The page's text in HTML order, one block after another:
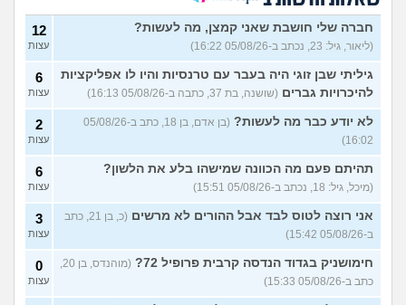
הרס עצמי בזוגיות
בת 23)
עצות
עדיין מוצצת אצבע כהרגעה,
מה ניתן לעשות?
(נרקיס, בת
30)
7
עצות
מסדר את ארון הילדות בבית
ההורים ומוצף בזכרונות. איך
להתמודד?
5
עצות
איך מפסיקים לפחד מזה שהזמן
עובר?
(אליזבת, בת 24)
9
עצות
עם מי אנשים מתייעצים כל
5
עצות
ורוצה לחזור לזה! (זלדוס, בן 22) עצות
בודדה מאוד בלי חברים כבר 5
5
חברה שלי חושבת שאני קמצן, מה לעשות?
(ליאור, גיל: 23, נכתב ב-05/08/26 16:22)
12
עצות
גיליתי שבן זוגי היה בעבר עם טרנסיות והיו לו אפליקציות
להיכרויות גברים (שושנה, בת 37, כתבה ב-05/08/26 16:13)
6
עצות
לא יודע כבר מה לעשות?
(בן אדם, בן 18, כתב ב-05/08/26
16:02)
2
עצות
תהיתם פעם מה הכוונה שמישהו בלע את הלשון?
(מיכל, גיל: 18, נכתב ב-05/08/26 15:51)
6
עצות
אני רוצה לטוס לבד אבל ההורים לא מרשים
(כ, בן 21, כתב
ב-05/08/26 15:42)
3
עצות
חימושניק בגדוד הנדסה קרבית פרופיל 72?
(מוהנדס, בן 20,
כתב ב-05/08/26 15:33)
0
עצות